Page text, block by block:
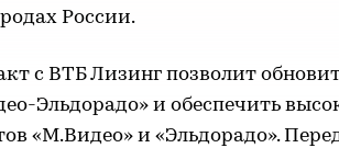
России.
с ВТБ Лизинг позволит
Эльдорадо» и обеспечить
«М.Видео» и «Эльдорадо».